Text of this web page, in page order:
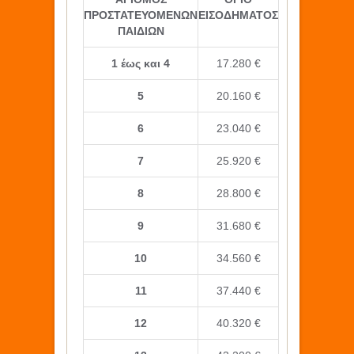
ΠΡΟΣΤΑΤΕΥΟΜΕΝΩΝ
ΠΑΙΔΙΩΝ
ΕΙΣΟΔΗΜΑΤΟΣ
1 έως και 4 17.280 €
5 20.160 €
6 23.040 €
7 25.920 €
8 28.800 €
9 31.680 €
10 34.560 €
11 37.440 €
12 40.320 €